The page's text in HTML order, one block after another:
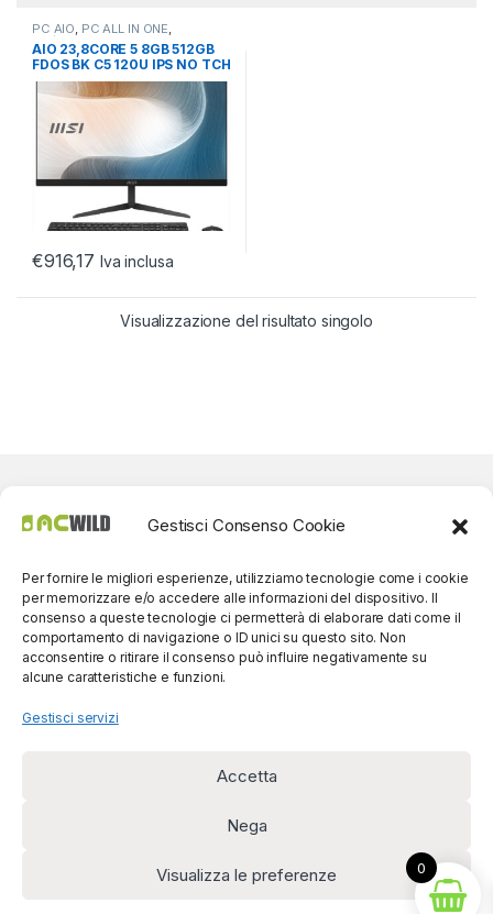
Gestisci Consenso Cookie
Per fornire le migliori esperienze, utilizziamo tecnologie come i cookie
per memorizzare e/o accedere alle informazioni del dispositivo. Il
consenso a queste tecnologie ci permetterà di elaborare dati come il
comportamento di navigazione o ID unici su questo sito. Non
acconsentire o ritirare il consenso può influire negativamente su
alcune caratteristiche e funzioni.
Gestisci servizi
Accetta
Nega
Visualizza le preferenze
PC AIO, PC ALL IN ONE,
PC/WORKSTATION
AIO 23,8CORE 5 8GB 512GB
FDOS BK C5 120U IPS NO TCH
NO ODD BLACK
€916,17 Iva inclusa
Visualizzazione del risultato singolo
disponibili!
(0039) 091
5607514
0